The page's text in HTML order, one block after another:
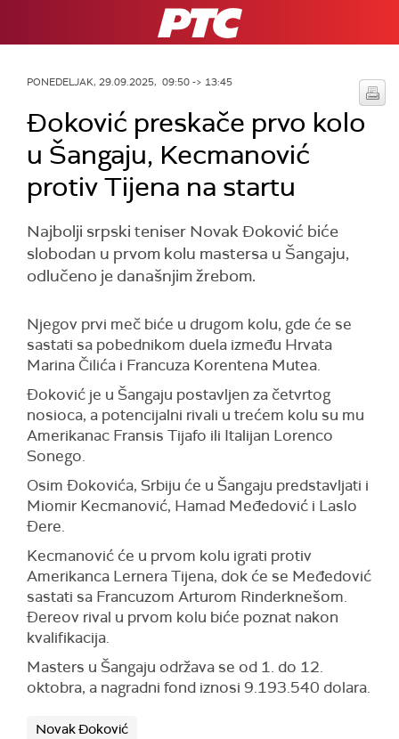
RTS
PONEDELJAK, 29.09.2025, 09:50 -> 13:45
Đoković preskače prvo kolo
u Šangaju, Kecmanović
protiv Tijena na startu
Najbolji srpski teniser Novak Đoković biće
slobodan u prvom kolu mastersa u Šangaju,
odlučeno je današnjim žrebom.
Njegov prvi meč biće u drugom kolu, gde će se
sastati sa pobednikom duela između Hrvata
Marina Čilića i Francuza Korentena Mutea.
Đoković je u Šangaju postavljen za četvrtog
nosioca, a potencijalni rivali u trećem kolu su mu
Amerikanac Fransis Tijafo ili Italijan Lorenco
Sonego.
Osim Đokovića, Srbiju će u Šangaju predstavljati i
Miomir Kecmanović, Hamad Međedović i Laslo
Đere.
Kecmanović će u prvom kolu igrati protiv
Amerikanca Lernera Tijena, dok će se Međedović
sastati sa Francuzom Arturom Rinderknešom.
Đereov rival u prvom kolu biće poznat nakon
kvalifikacija.
Masters u Šangaju održava se od 1. do 12.
oktobra, a nagradni fond iznosi 9.193.540 dolara.
Novak Đoković